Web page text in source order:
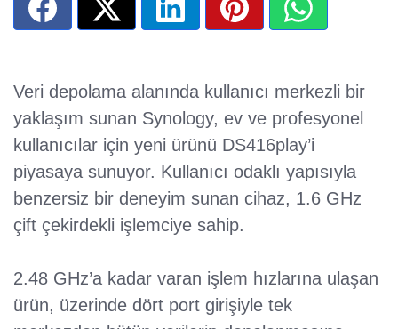
Veri depolama alanında kullanıcı merkezli bir
yaklaşım sunan Synology, ev ve profesyonel
kullanıcılar için yeni ürünü DS416play’i
piyasaya sunuyor. Kullanıcı odaklı yapısıyla
benzersiz bir deneyim sunan cihaz, 1.6 GHz
çift çekirdekli işlemciye sahip.
2.48 GHz’a kadar varan işlem hızlarına ulaşan
ürün, üzerinde dört port girişiyle tek